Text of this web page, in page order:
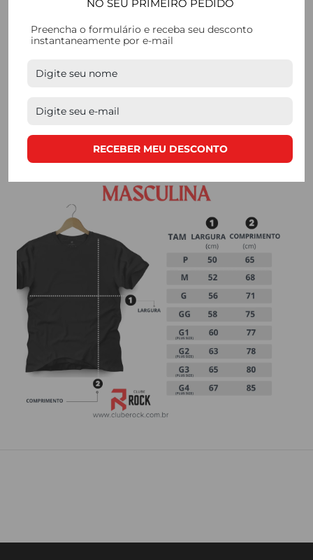
Combinamos estilo e sofisticação em cada detalhe,
quem busca qualidade. Nossos processos de
mão de obra de produtores locais.
NO SEU PRIMEIRO PEDIDO
Preencha o formulário e receba seu desconto
instantaneamente por e-mail
RECEBER MEU DESCONTO